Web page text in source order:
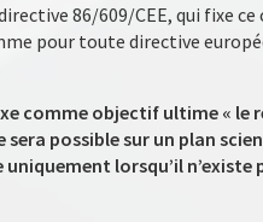
86/609/CEE, qui fixe
pour toute directive
comme objectif ultime «
possible sur un plan
lorsqu’il n’existe